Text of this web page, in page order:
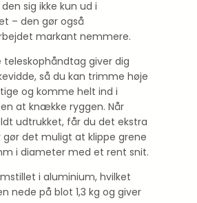
sig ikke kun ud i
– den gør også
markant nemmere.
teleskophåndtag giver dig
så du kan trimme høje
og komme helt ind i
at knække ryggen. Når
udtrukket, får du det ekstra
det muligt at klippe grene
i diameter med et rent snit.
i aluminium, hvilket
nede på blot 1,3 kg og giver